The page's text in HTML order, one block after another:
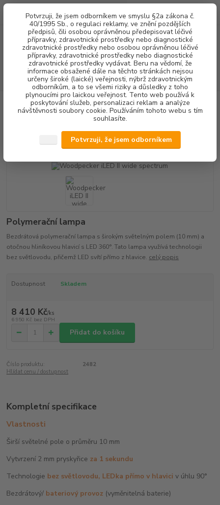
Potvrzuji, že jsem odborníkem ve smyslu §2a zákona č.
40/1995 Sb., o regulaci reklamy, ve znění pozdějších
předpisů, čili osobou oprávněnou předepisovat léčivé
přípravky, zdravotnické prostředky nebo diagnostické
zdravotnické prostředky nebo osobou oprávněnou léčivé
přípravky, zdravotnické prostředky nebo diagnostické
zdravotnické prostředky vydávat. Beru na vědomí, že
informace obsažené dále na těchto stránkách nejsou
určeny široké (laické) veřejnosti, nýbrž zdravotnickým
odborníkům, a to se všemi riziky a důsledky z toho
plynoucími pro laickou veřejnost. Tento web používá k
poskytování služeb, personalizaci reklam a analýze
návštěvnosti soubory cookie. Používáním tohoto webu s tím
souhlasíte.
Potvrzuji, že jsem odborníkem
Menu
CZK
Hledat
(Po-Pá, 8-16 hod.)
za0,00 Kč
ENDODONCIE Woodpecker iLED II wide spectrum
Woodpecker iLED II wide
Polymerační lampa
Bezdrátová polymerační lampa s širokým světelným polem (10 mm) a
otočnou hliníkovou hlavicí s LED 360°. Tato lampa využívá technologii
bez světlovodu, přičemž LED svítí přímo z hlavice. celý popis
Dostupnost Skladem
8 410 Kč/ks
6 950 Kč bez DPH
Přidat do košíku
Číslo produktu:
2482
Hlídat cenu / dostupnost
Kompletní specifikace
Vlastnosti
Širší světelné pole o průměru 10 mm
Vytvrzení 2 mm pryskyřice za 1 sekundu
Technologie bez světlovodu, LEDka přímo v hlavici v úhlu 90°
Bezdrátový/ bateriový provoz (vyměnitelná baterie)